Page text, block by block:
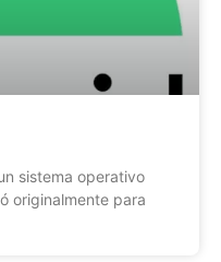
sistema operativo
originalmente para